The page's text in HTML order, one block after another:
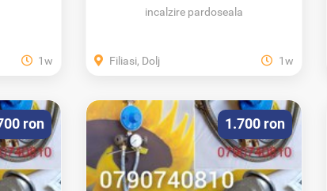
1w
incalzire pardoseala
Filiasi, Dolj 1w
ron 1.700 ron